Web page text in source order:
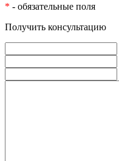
* - обязательные поля
Получить консультацию